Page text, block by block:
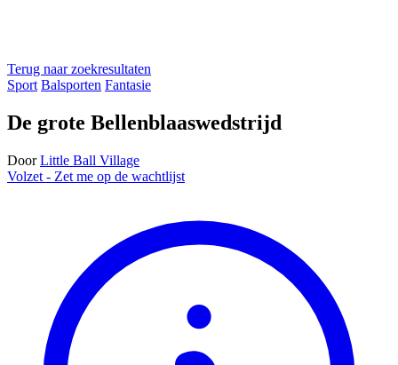
Terug naar zoekresultaten
Sport Balsporten Fantasie
De grote Bellenblaaswedstrijd
Door Little Ball Village
Volzet - Zet me op de wachtlijst